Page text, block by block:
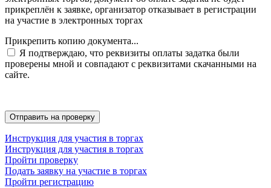
прикреплён к заявке, организатор отказывает в регистрации
на участие в электронных торгах
Прикрепить копию документа...
Я подтверждаю, что реквизиты оплаты задатка были
проверены мной и совпадают с реквизитами скачанными на
сайте.
Инструкция для участия в торгах
Инструкция для участия в торгах
Пройти проверку
Подать заявку на участие в торгах
Пройти регистрацию